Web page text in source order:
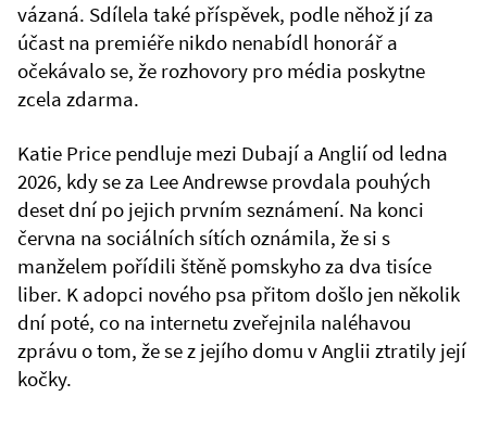
vázaná. Sdílela také příspěvek, podle něhož jí za
účast na premiéře nikdo nenabídl honorář a
očekávalo se, že rozhovory pro média poskytne
zcela zdarma.
Katie Price pendluje mezi Dubají a Anglií od ledna
2026, kdy se za Lee Andrewse provdala pouhých
deset dní po jejich prvním seznámení. Na konci
června na sociálních sítích oznámila, že si s
manželem pořídili štěně pomskyho za dva tisíce
liber. K adopci nového psa přitom došlo jen několik
dní poté, co na internetu zveřejnila naléhavou
zprávu o tom, že se z jejího domu v Anglii ztratily její
kočky.